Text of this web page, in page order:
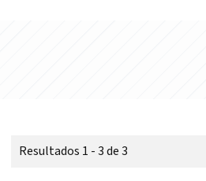
Resultados 1 - 3 de 3